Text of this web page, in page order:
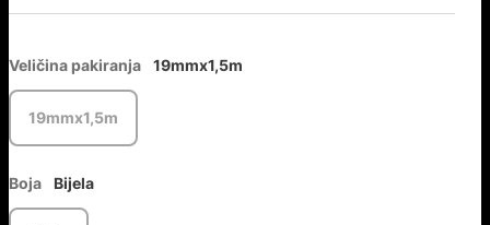
Veličina pakiranja 19mmx1,5m
19mmx1,5m
Boja Bijela